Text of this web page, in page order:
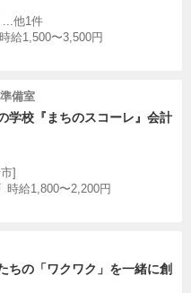
他1件
時給1,500〜3,500円
備室
学校『まちのスコーレ』会計
]
時給1,800〜2,200円
ちの「ワクワク」を一緒に創